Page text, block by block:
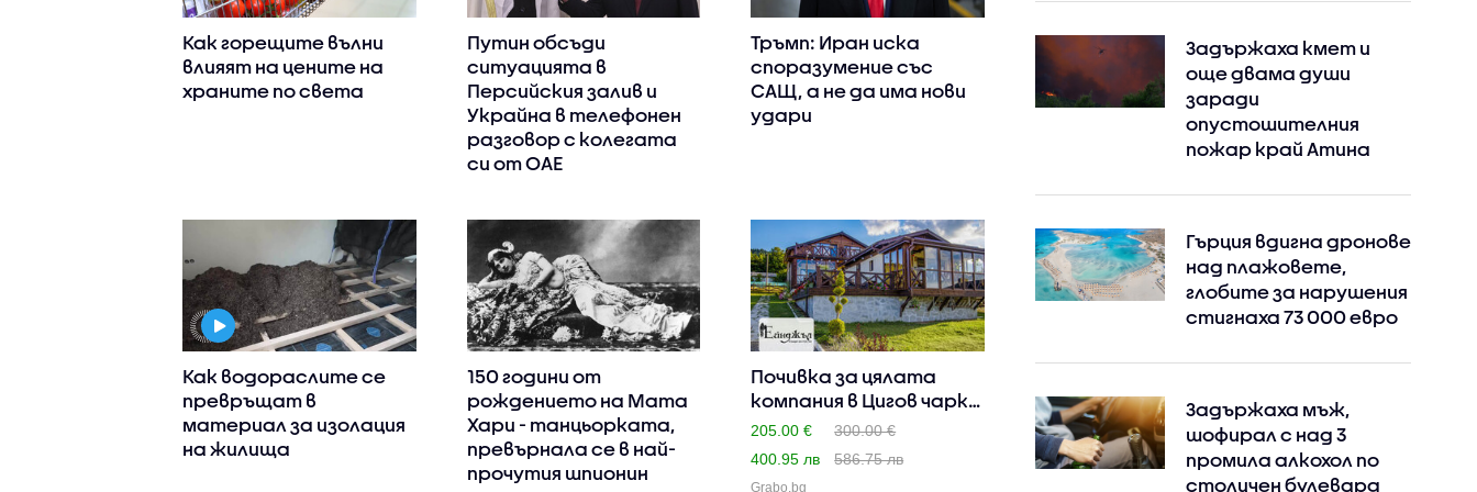
Как горещите вълни
влияят на цените на
храните по света
Путин обсъди
ситуацията в
Персийския залив и
Украйна в телефонен
разговор с колегата
си от ОАЕ
Тръмп: Иран иска
споразумение със
САЩ, а не да има нови
удари
Как водораслите се
превръщат в
материал за изолация
на жилища
150 години от
рождението на Мата
Хари - танцьорката,
превърнала се в най-
прочутия шпионин
Почивка за цялата
компания в Цигов чарк:
Нощ..
205.00 €
300.00 €
400.95 лв
586.75 лв
Grabo.bg
Задържаха кмет и
още двама души
заради
опустошителния
пожар край Атина
Гърция вдигна дронове
над плажовете,
глобите за нарушения
стигнаха 73 000 евро
Задържаха мъж,
шофирал с над 3
промила алкохол по
столичен булевард